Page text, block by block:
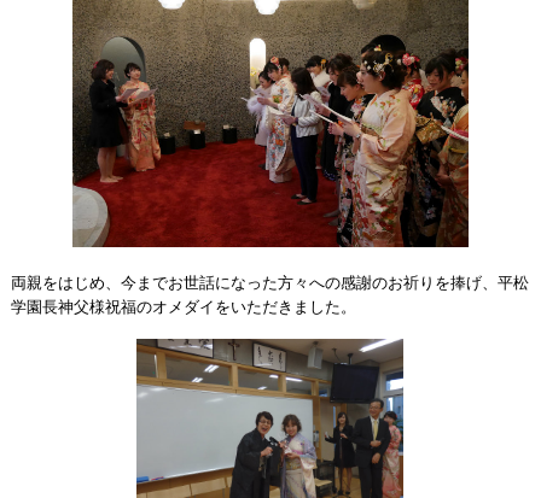
両親をはじめ、今までお世話になった方々への感謝のお祈りを捧げ、平松
学園長神父様祝福のオメダイをいただきました。